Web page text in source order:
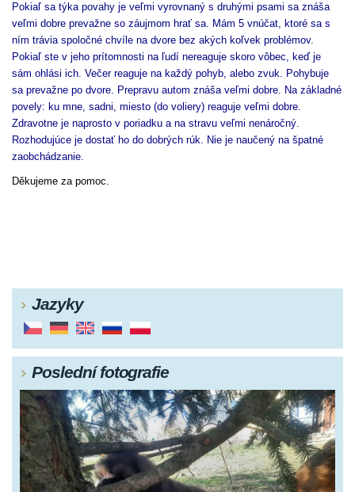
Pokiaľ sa týka povahy je veľmi vyrovnaný s druhými psami sa znáša
veľmi dobre prevažne so záujmom hrať sa. Mám 5 vnúčat, ktoré sa s
ním trávia spoločné chvíle na dvore bez akých koľvek problémov.
Pokiaľ ste v jeho prítomnosti na ľudí nereaguje skoro vôbec, keď je
sám ohlási ich. Večer reaguje na každý pohyb, alebo zvuk. Pohybuje
sa prevažne po dvore. Prepravu autom znáša veľmi dobre. Na základné
povely: ku mne, sadni, miesto (do voliery) reaguje veľmi dobre.
Zdravotne je naprosto v poriadku a na stravu veľmi nenáročný.
Rozhodujúce je dostať ho do dobrých rúk. Nie je naučený na špatné
zaobchádzanie.
Děkujeme za pomoc.
Jazyky
Poslední fotografie